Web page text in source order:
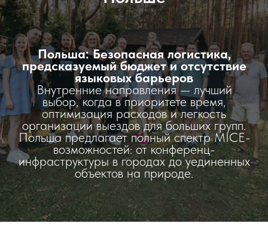
Польша: Безопасная логистика,
предсказуемый бюджет и отсутствие
языковых барьеров
Внутренние направления — лучший
выбор, когда в приоритете время,
оптимизация расходов и легкость
организации выездов для больших групп.
Польша предлагает полный спектр MICE-
возможностей: от конференц-
инфраструктуры в городах до уединенных
объектов на природе.